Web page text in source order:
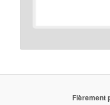
Fièrement